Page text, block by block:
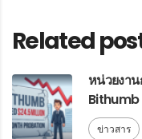
Related
หน่วยงา
Bithumb
ข่าวสาร